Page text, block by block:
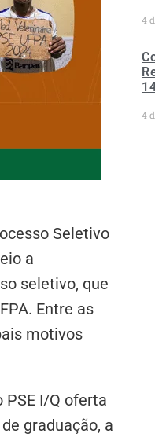
Seletivo
a
seletivo, que
Entre as
motivos
PSE I/Q oferta
graduação, a
4
4